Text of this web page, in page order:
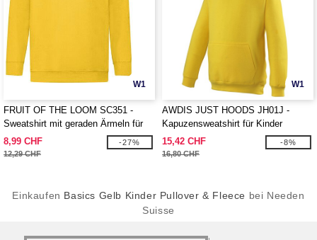
W1
FRUIT OF THE LOOM SC351 -
Sweatshirt mit geraden Ärmeln für
Kinder
8,99 CHF
12,29 CHF
-27%
W1
AWDIS JUST HOODS JH01J -
Kapuzensweatshirt für Kinder
15,42 CHF
16,80 CHF
-8%
Einkaufen Basics Gelb Kinder Pullover & Fleece bei Needen
Suisse